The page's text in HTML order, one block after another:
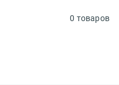
0 товаров